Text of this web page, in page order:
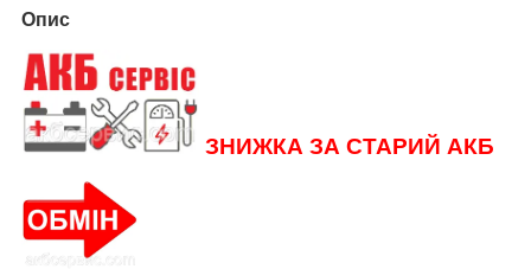
Опис
ЗНИЖКА ЗА СТАРИЙ АКБ